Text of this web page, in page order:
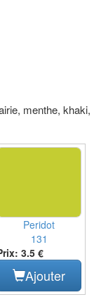
menthe, khaki,
Peridot
131
3.5 €
Ajouter